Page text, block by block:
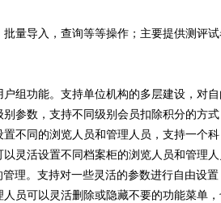
量导入，查询等等操作；主要提供测评
组功能。支持单位机构的多层建设，对
参数，支持不同级别会员扣除积分的方
不同的浏览人员和管理人员，支持一个
灵活设置不同档案柜的浏览人员和管理
理。支持对一些灵活的参数进行自由设
员可以灵活删除或隐藏不要的功能菜单